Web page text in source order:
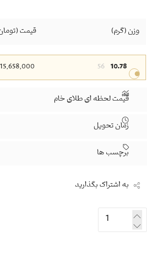
وزن (گرم) قیمت
10.78
56
قیمت لحظه ای طلای خام
زمان تحویل
برچسب ها
به اشتراک بگذارید